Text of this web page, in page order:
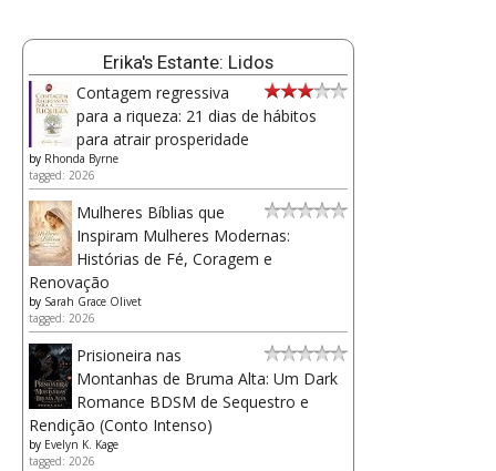
Erika's Estante: Lidos
Contagem regressiva
para a riqueza: 21 dias de hábitos
para atrair prosperidade
by Rhonda Byrne
tagged: 2026
Mulheres Bíblias que
Inspiram Mulheres Modernas:
Histórias de Fé, Coragem e
Renovação
by Sarah Grace Olivet
tagged: 2026
Prisioneira nas
Montanhas de Bruma Alta: Um Dark
Romance BDSM de Sequestro e
Rendição (Conto Intenso)
by Evelyn K. Kage
tagged: 2026